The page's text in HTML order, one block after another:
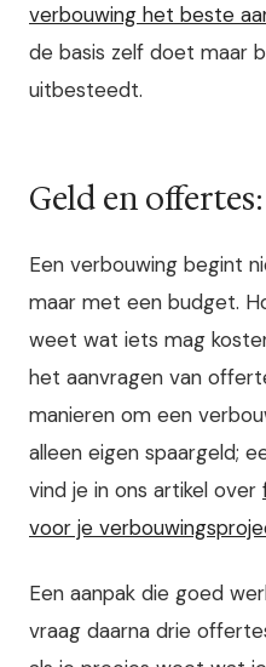
verbouwing het beste
de basis zelf doet maar
uitbesteedt.
Geld en
Een verbouwing begint
maar met een budget.
weet wat iets mag
het aanvragen van
manieren om een
alleen eigen spaargeld;
vind je in ons artikel over
voor je
Een aanpak die goed
vraag daarna drie